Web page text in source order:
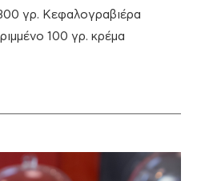
γρ. Κεφαλογραβιέρα
100 γρ. κρέμα